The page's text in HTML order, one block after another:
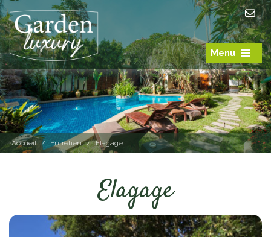
Menu
Accueil / Entretien / Elagage
Elagage